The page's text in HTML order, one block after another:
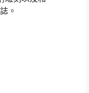
。